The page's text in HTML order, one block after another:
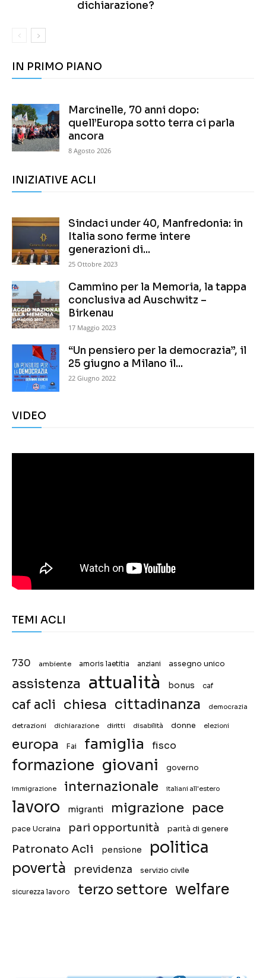
dichiarazione?
IN PRIMO PIANO
Marcinelle, 70 anni dopo:
quell’Europa sotto terra ci parla
ancora
8 Agosto 2026
INIZIATIVE ACLI
Sindaci under 40, Manfredonia: in
Italia sono ferme intere
generazioni di...
25 Ottobre 2023
Cammino per la Memoria, la tappa
conclusiva ad Auschwitz –
Birkenau
17 Maggio 2023
“Un pensiero per la democrazia”, il
25 giugno a Milano il...
22 Giugno 2022
VIDEO
TEMI ACLI
730 ambiente amoris laetitia anziani assegno unico
assistenza attualità bonus caf
caf acli chiesa cittadinanza democrazia
detrazioni dichiarazione diritti disabilità donne elezioni
europa Fai famiglia fisco
formazione giovani governo
immigrazione internazionale italiani all'estero
lavoro migranti migrazione pace
pace Ucraina pari opportunità parità di genere
Patronato Acli pensione politica
povertà previdenza servizio civile
sicurezza lavoro terzo settore welfare